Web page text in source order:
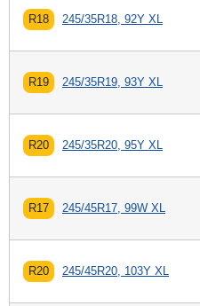
R18 245/35R18, 92Y XL
R19 245/35R19, 93Y XL
R20 245/35R20, 95Y XL
R17 245/45R17, 99W XL
R20 245/45R20, 103Y XL